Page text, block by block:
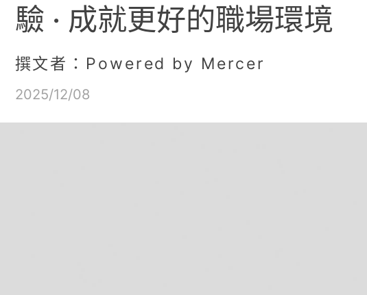
驗 · 成就更好的職場環境
撰文者：Powered by Mercer
2025/12/08